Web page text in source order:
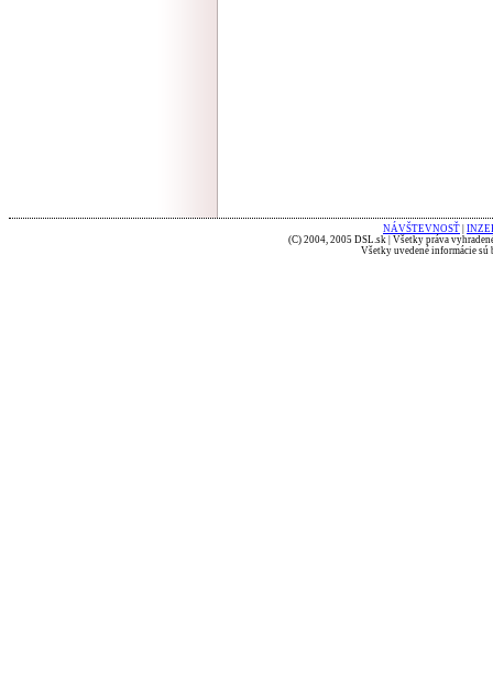
NÁVŠTEVNOSŤ
(C) 2004, 2005 DSL.sk | Všetky práva
Všetky uvedené informácie sú